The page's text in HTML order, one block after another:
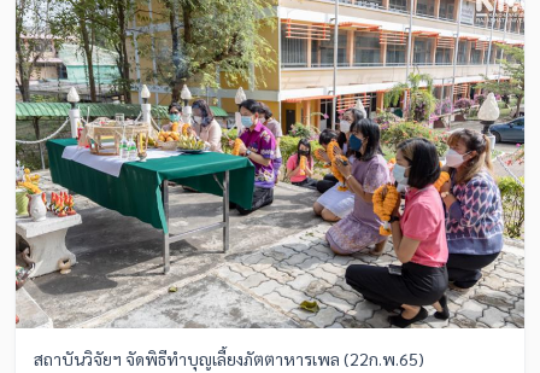
สถาบันวิจัยฯ จัดพิธีทำบุญเลี้ยงภัตตาหารเพล (22ก.พ.65)